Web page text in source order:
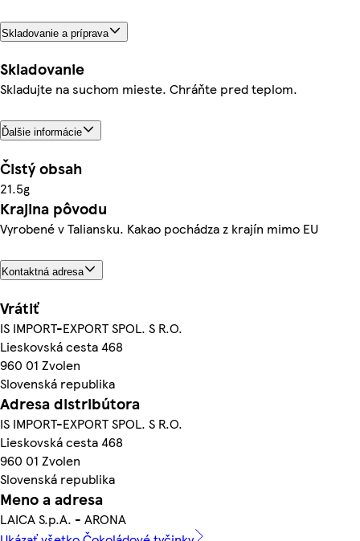
Skladovanie a príprava
Skladovanie
Skladujte na suchom mieste. Chráňte pred teplom.
Ďalšie informácie
Čistý obsah
21.5g
Krajina pôvodu
Vyrobené v Taliansku. Kakao pochádza z krajín mimo EU
Kontaktná adresa
Vrátiť
IS IMPORT-EXPORT SPOL. S R.O.
Lieskovská cesta 468
960 01 Zvolen
Slovenská republika
Adresa distribútora
IS IMPORT-EXPORT SPOL. S R.O.
Lieskovská cesta 468
960 01 Zvolen
Slovenská republika
Meno a adresa
LAICA S.p.A. - ARONA